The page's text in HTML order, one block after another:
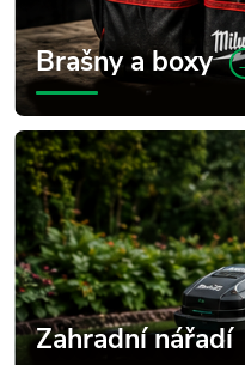
Brašny a boxy
Zahradní nářadí